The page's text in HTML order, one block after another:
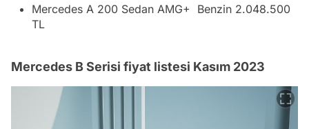
Mercedes A 200 Sedan AMG+ Benzin 2.048.500
TL
Mercedes B Serisi fiyat listesi Kasım 2023